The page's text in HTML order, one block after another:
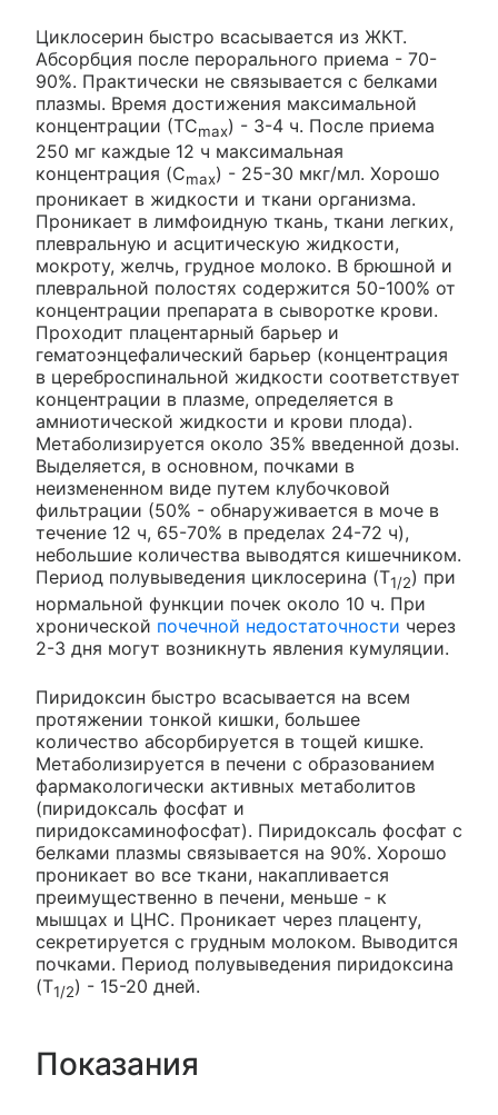
Циклосерин быстро всасывается из ЖКТ.
Абсорбция после перорального приема - 70-
90%. Практически не связывается с белками
плазмы. Время достижения максимальной
концентрации (ТCmax) - 3-4 ч. После приема
250 мг каждые 12 ч максимальная
концентрация (Cmax) - 25-30 мкг/мл. Хорошо
проникает в жидкости и ткани организма.
Проникает в лимфоидную ткань, ткани легких,
плевральную и асцитическую жидкости,
мокроту, желчь, грудное молоко. В брюшной и
плевральной полостях содержится 50-100% от
концентрации препарата в сыворотке крови.
Проходит плацентарный барьер и
гематоэнцефалический барьер (концентрация
в цереброспинальной жидкости соответствует
концентрации в плазме, определяется в
амниотической жидкости и крови плода).
Метаболизируется около 35% введенной дозы.
Выделяется, в основном, почками в
неизмененном виде путем клубочковой
фильтрации (50% - обнаруживается в моче в
течение 12 ч, 65-70% в пределах 24-72 ч),
небольшие количества выводятся кишечником.
Период полувыведения циклосерина (T1/2) при
нормальной функции почек около 10 ч. При
хронической почечной недостаточности через
2-3 дня могут возникнуть явления кумуляции.
Пиридоксин быстро всасывается на всем
протяжении тонкой кишки, большее
количество абсорбируется в тощей кишке.
Метаболизируется в печени с образованием
фармакологически активных метаболитов
(пиридоксаль фосфат и
пиридоксаминофосфат). Пиридоксаль фосфат с
белками плазмы связывается на 90%. Хорошо
проникает во все ткани, накапливается
преимущественно в печени, меньше - к
мышцах и ЦНС. Проникает через плаценту,
секретируется с грудным молоком. Выводится
почками. Период полувыведения пиридоксина
(T1/2) - 15-20 дней.
Показания